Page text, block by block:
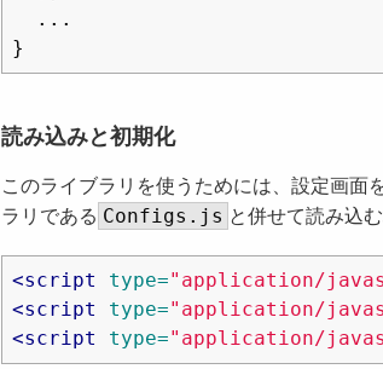
...
}
読み込みと初期化
このライブラリを使うためには、設定画面
ラリである Configs.js と併せて読み込
<script type="application/
<script type="application/
<script type="application/